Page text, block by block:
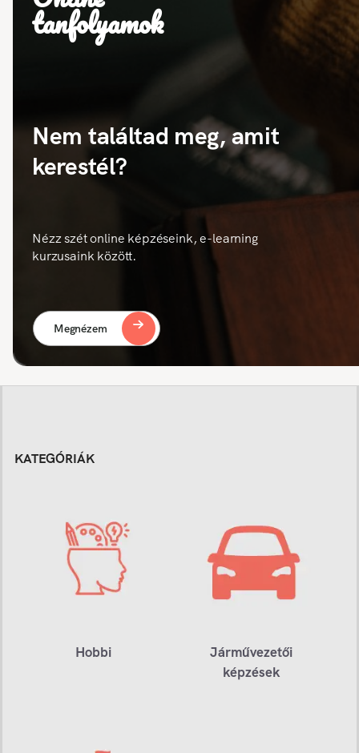
tanfolyamok
Nem találtad meg, amit
kerestél?
Nézz szét online képzéseink, e-learning
kurzusaink között.
Megnézem
KATEGÓRIÁK
Hobbi
Járművezetői
képzések